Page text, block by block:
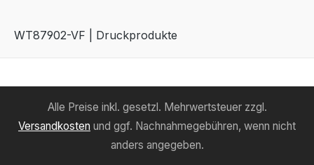
WT87902-VF | Druckprodukte
Alle Preise inkl. gesetzl. Mehrwertsteuer zzgl.
Versandkosten und ggf. Nachnahmegebühren, wenn nicht
anders angegeben.